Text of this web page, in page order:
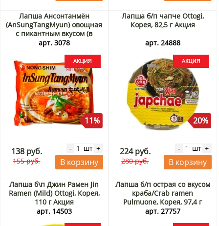
Лапша Ансонтанмён
(AnSungTangMyun) овощная
с пикантным вкусом (в
пачке) Nongshim, Корея 125
арт. 3078
11%
138 руб.
155 руб.
- шт +
В корзину
Лапша б/п чапче Ottogi,
Корея, 82,5 г Акция
арт. 24888
20%
224 руб.
280 руб.
- шт +
В корзину
Лапша б\п Джин Рамен Jin
Ramen (Mild) Ottogi, Корея,
110 г Акция
арт. 14503
Лапша б/п острая со вкусом
краба/Crab ramen
Pulmuone, Корея, 97,4 г
Акция
арт. 27757